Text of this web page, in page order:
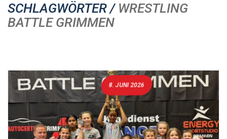
SCHLAGWÖRTER / WRESTLING
BATTLE GRIMMEN
8. JUNI 2026